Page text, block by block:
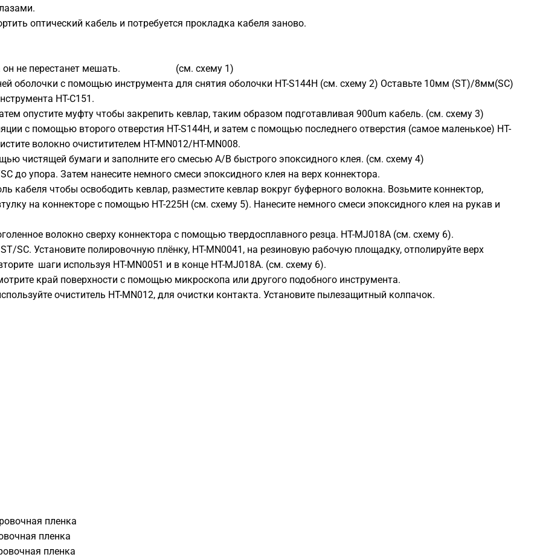
оптический кабель и потребуется прокладка кабеля заново.
он не перестанет мешать. (см. схему 1)
оболочки с помощью инструмента для снятия оболочки HT-S144H (см. схему 2) Оставьте 10мм (ST)/8мм(SC)
HT-C151.
опустите муфту чтобы закрепить кевлар, таким образом подготавливая 900um кабель. (см. схему 3)
с помощью второго отверстия HT-S144H, и затем с помощью последнего отверстия (самое маленькое) HT-
волокно очиститителем HT-MN012/HT-MN008.
чистящей бумаги и заполните его смесью A/B быстрого эпоксидного клея. (см. схему 4)
до упора. Затем нанесите немного смеси эпоксидного клея на верх коннектора.
кабеля чтобы освободить кевлар, разместите кевлар вокруг буферного волокна. Возьмите коннектор,
на коннекторе с помощью HT-225H (см. схему 5). Нанесите немного смеси эпоксидного клея на рукав и
волокно сверху коннектора с помощью твердосплавного резца. HT-MJ018A (см. схему 6).
SC. Установите полировочную плёнку, HT-MN0041, на резиновую рабочую площадку, отполируйте верх
шаги используя HT-MN0051 и в конце HT-MJ018A. (см. схему 6).
край поверхности с помощью микроскопа или другого подобного инструмента.
очиститель HT-MN012, для очистки контакта. Установите пылезащитный колпачок.
пленка
пленка
пленка